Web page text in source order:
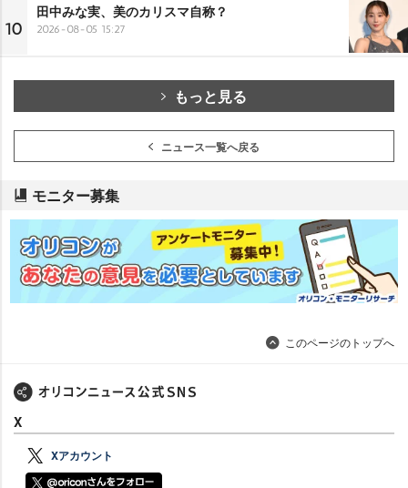
10
田中みな実、美のカリスマ自称？
2026-08-05 15:27
もっと見る
ニュース一覧へ戻る
モニター募集
このページのトップへ
X
Xアカウント